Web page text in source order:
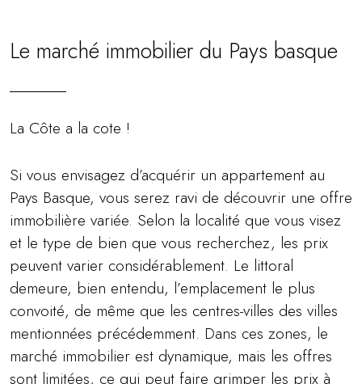
Le marché immobilier du Pays basque
La Côte a la cote !
Si vous envisagez d’acquérir un appartement au
Pays Basque, vous serez ravi de découvrir une offre
immobilière variée. Selon la localité que vous visez
et le type de bien que vous recherchez, les prix
peuvent varier considérablement. Le littoral
demeure, bien entendu, l’emplacement le plus
convoité, de même que les centres-villes des villes
mentionnées précédemment. Dans ces zones, le
marché immobilier est dynamique, mais les offres
sont limitées, ce qui peut faire grimper les prix à